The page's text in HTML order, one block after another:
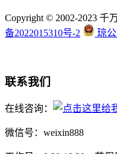
Copyright © 2002-2023 千
备2022015310号-2
琼
联系我们
在线咨询：
微信号：weixin888